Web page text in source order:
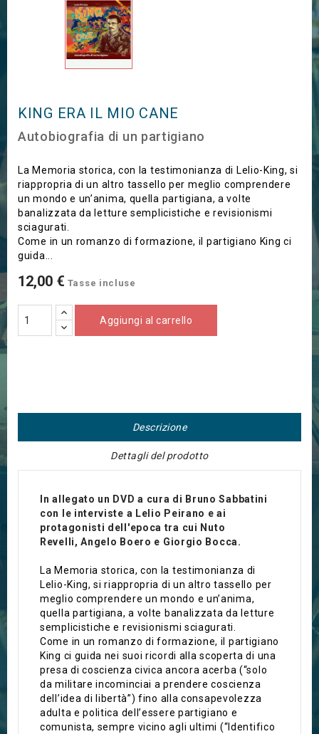
KING ERA IL MIO CANE
Autobiografia di un partigiano
La Memoria storica, con la testimonianza di Lelio-King, si
riappropria di un altro tassello per meglio comprendere
un mondo e un’anima, quella partigiana, a volte
banalizzata da letture semplicistiche e revisionismi
sciagurati.
Come in un romanzo di formazione, il partigiano King ci
guida...
12,00 € Tasse incluse
Aggiungi al carrello
Descrizione
Dettagli del prodotto
In allegato un DVD a cura di Bruno Sabbatini
con le interviste a Lelio Peirano e ai
protagonisti dell'epoca tra cui Nuto
Revelli,Angelo Boero e Giorgio Bocca.
La Memoria storica, con la testimonianza di
Lelio-King, si riappropria di un altro tassello per
meglio comprendere un mondo e un’anima,
quella partigiana, a volte banalizzata da letture
semplicistiche e revisionismi sciagurati.
Come in un romanzo di formazione, il partigiano
King ci guida nei suoi ricordi alla scoperta di una
presa di coscienza civica ancora acerba (“solo
da militare incominciai a prendere coscienza
dell’idea di libertà”) fino alla consapevolezza
adulta e politica dell’essere partigiano e
comunista, sempre vicino agli ultimi (“Identifico